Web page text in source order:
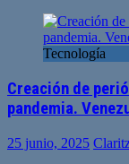
Tecnología
Creación de
pandemia.
25 junio, 2025